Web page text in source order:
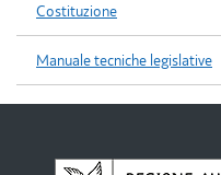
Costituzione
Manuale tecniche legislative